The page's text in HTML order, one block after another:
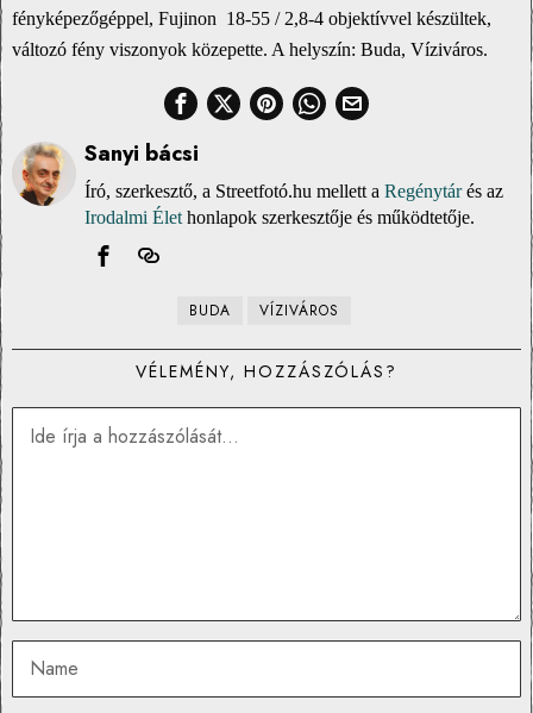
fényképezőgéppel, Fujinon 18-55 / 2,8-4 objektívvel készültek,
változó fény viszonyok közepette. A helyszín: Buda, Víziváros.
Sanyi bácsi
Író, szerkesztő, a Streetfotó.hu mellett a Regénytárés az
Irodalmi Élet honlapok szerkesztője és működtetője.
BUDA VÍZIVÁROS
VÉLEMÉNY, HOZZÁSZÓLÁS?